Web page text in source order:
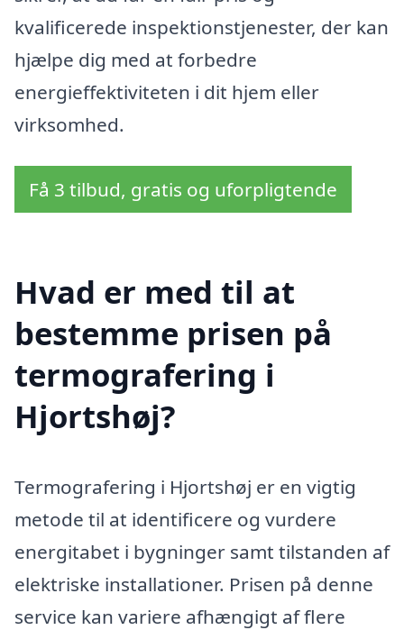
kvalificerede inspektionstjenester, der kan
hjælpe dig med at forbedre
energieffektiviteten i dit hjem eller
virksomhed.
Få 3 tilbud, gratis og uforpligtende
Hvad er med til at
bestemme prisen på
termografering i
Hjortshøj?
Termografering i Hjortshøj er en vigtig
metode til at identificere og vurdere
energitabet i bygninger samt tilstanden af
elektriske installationer. Prisen på denne
service kan variere afhængigt af flere